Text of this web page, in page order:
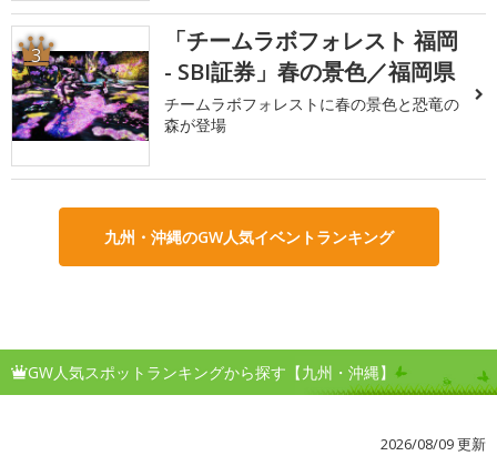
3
「チームラボフォレスト 福岡
- SBI証券」春の景色／福岡県
チームラボフォレストに春の景色と恐竜の
森が登場
九州・沖縄のGW人気イベントランキング
GW人気スポットランキングから探す【九州・沖縄】
2026/08/09 更新